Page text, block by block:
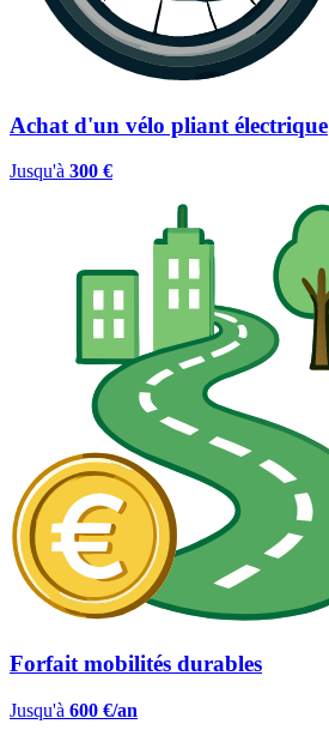
Achat d'un vélo pliant électrique
Jusqu'à 300 €
Forfait mobilités durables
Jusqu'à 600 €/an